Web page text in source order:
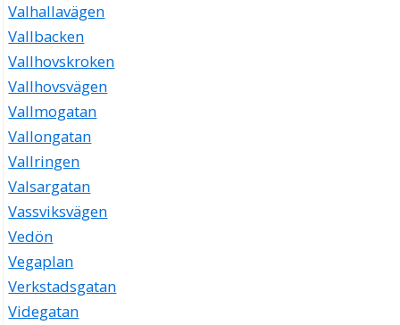
Valhallavägen
Vallbacken
Vallhovskroken
Vallhovsvägen
Vallmogatan
Vallongatan
Vallringen
Valsargatan
Vassviksvägen
Vedön
Vegaplan
Verkstadsgatan
Videgatan